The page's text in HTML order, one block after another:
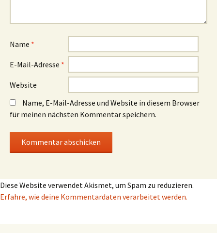
Name *
E-Mail-Adresse *
Website
Name, E-Mail-Adresse und Website in diesem Browser
für meinen nächsten Kommentar speichern.
Diese Website verwendet Akismet, um Spam zu reduzieren.
Erfahre, wie deine Kommentardaten verarbeitet werden.